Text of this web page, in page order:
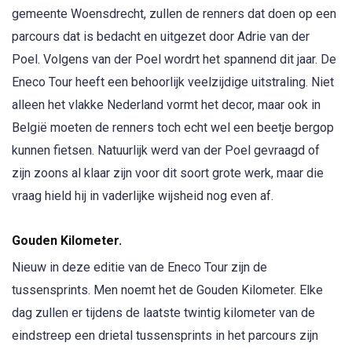
gemeente Woensdrecht, zullen de renners dat doen op een
parcours dat is bedacht en uitgezet door Adrie van der
Poel. Volgens van der Poel wordrt het spannend dit jaar. De
Eneco Tour heeft een behoorlijk veelzijdige uitstraling. Niet
alleen het vlakke Nederland vormt het decor, maar ook in
België moeten de renners toch echt wel een beetje bergop
kunnen fietsen. Natuurlijk werd van der Poel gevraagd of
zijn zoons al klaar zijn voor dit soort grote werk, maar die
vraag hield hij in vaderlijke wijsheid nog even af.
Gouden Kilometer.
Nieuw in deze editie van de Eneco Tour zijn de
tussensprints. Men noemt het de Gouden Kilometer. Elke
dag zullen er tijdens de laatste twintig kilometer van de
eindstreep een drietal tussensprints in het parcours zijn